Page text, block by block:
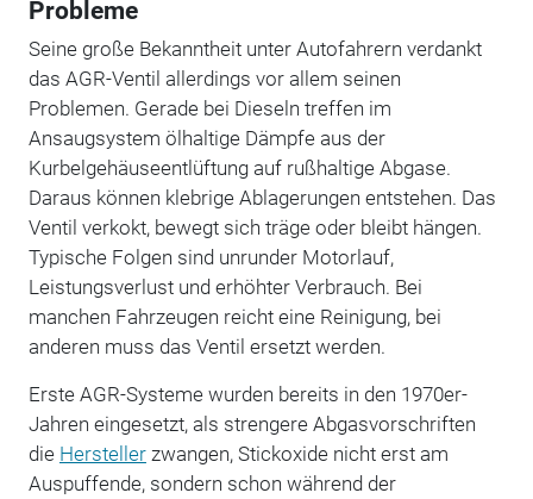
Probleme
Seine große Bekanntheit unter Autofahrern verdankt
das AGR-Ventil allerdings vor allem seinen
Problemen. Gerade bei Dieseln treffen im
Ansaugsystem ölhaltige Dämpfe aus der
Kurbelgehäuseentlüftung auf rußhaltige Abgase.
Daraus können klebrige Ablagerungen entstehen. Das
Ventil verkokt, bewegt sich träge oder bleibt hängen.
Typische Folgen sind unrunder Motorlauf,
Leistungsverlust und erhöhter Verbrauch. Bei
manchen Fahrzeugen reicht eine Reinigung, bei
anderen muss das Ventil ersetzt werden.
Erste AGR-Systeme wurden bereits in den 1970er-
Jahren eingesetzt, als strengere Abgasvorschriften
die Herstellerzwangen, Stickoxide nicht erst am
Auspuffende, sondern schon während der